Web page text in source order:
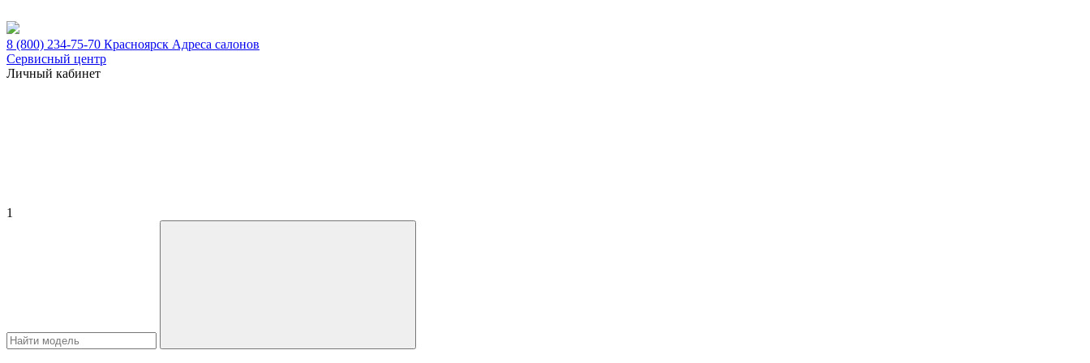
8 (800) 234-75-70 Красноярск Адреса салонов
Сервисный центр
Личный кабинет
1